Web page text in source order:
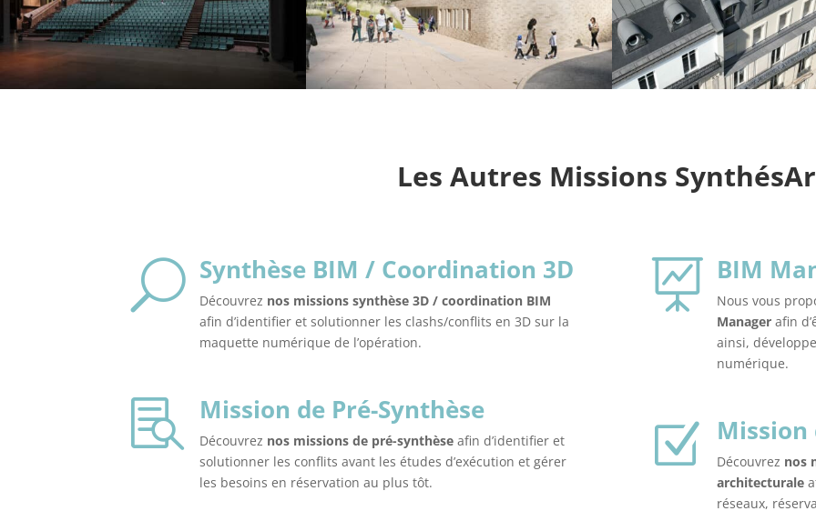
Les Autres Missions
U Synthèse BIM / Coordination 3D
Découvrez nos missions synthèse 3D / coordination BIM
afin d’identifier et solutionner les clashs/conflits en 3D sur la
maquette numérique de l’opération.
 Mission de Pré-Synthèse
Découvrez nos missions de pré-synthèseafin d’identifier et
solutionner les conflits avant les études d’exécution et gérer
les besoins en réservation au plus tôt.
 BIM
Nous vous
Managerafin
ainsi,
numérique.
Z Mission
Découvrez nos
architecturale
réseaux,